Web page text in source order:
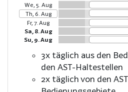
We, 5. Aug
Th, 6. Aug
Fr, 7. Aug
Sa, 8. Aug
Su, 9. Aug
3x täglich aus den
den AST-Haltestellen
2x täglich von den